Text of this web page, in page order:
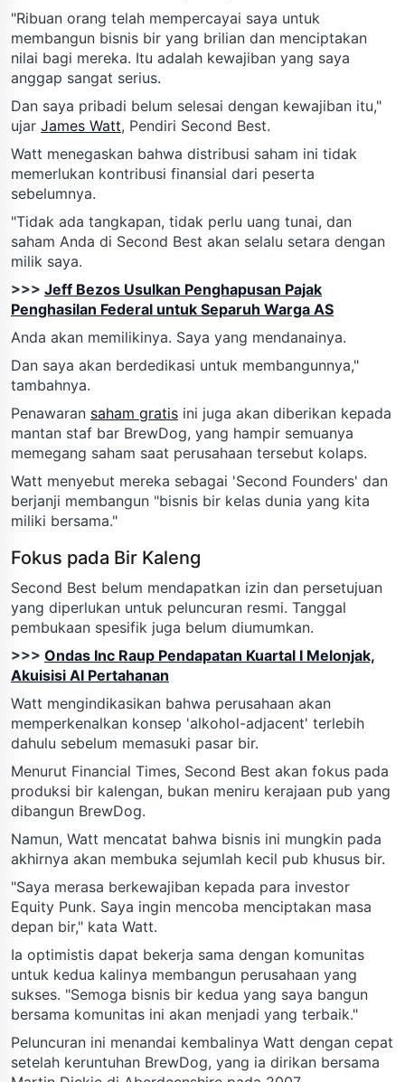
"Ribuan orang telah mempercayai saya untuk
membangun bisnis bir yang brilian dan menciptakan
nilai bagi mereka. Itu adalah kewajiban yang saya
anggap sangat serius.
Dan saya pribadi belum selesai dengan kewajiban itu,"
ujar James Watt, Pendiri Second Best.
Watt menegaskan bahwa distribusi saham ini tidak
memerlukan kontribusi finansial dari peserta
sebelumnya.
"Tidak ada tangkapan, tidak perlu uang tunai, dan
saham Anda di Second Best akan selalu setara dengan
milik saya.
>>> Jeff Bezos Usulkan Penghapusan Pajak
Penghasilan Federal untuk Separuh Warga AS
Anda akan memilikinya. Saya yang mendanainya.
Dan saya akan berdedikasi untuk membangunnya,"
tambahnya.
Penawaran saham gratis ini juga akan diberikan kepada
mantan staf bar BrewDog, yang hampir semuanya
memegang saham saat perusahaan tersebut kolaps.
Watt menyebut mereka sebagai 'Second Founders' dan
berjanji membangun "bisnis bir kelas dunia yang kita
miliki bersama."
Fokus pada Bir Kaleng
Second Best belum mendapatkan izin dan persetujuan
yang diperlukan untuk peluncuran resmi. Tanggal
pembukaan spesifik juga belum diumumkan.
>>> Ondas Inc Raup Pendapatan Kuartal I Melonjak,
Akuisisi AI Pertahanan
Watt mengindikasikan bahwa perusahaan akan
memperkenalkan konsep 'alkohol-adjacent' terlebih
dahulu sebelum memasuki pasar bir.
Menurut Financial Times, Second Best akan fokus pada
produksi bir kalengan, bukan meniru kerajaan pub yang
dibangun BrewDog.
Namun, Watt mencatat bahwa bisnis ini mungkin pada
akhirnya akan membuka sejumlah kecil pub khusus bir.
"Saya merasa berkewajiban kepada para investor
Equity Punk. Saya ingin mencoba menciptakan masa
depan bir," kata Watt.
Ia optimistis dapat bekerja sama dengan komunitas
untuk kedua kalinya membangun perusahaan yang
sukses. "Semoga bisnis bir kedua yang saya bangun
bersama komunitas ini akan menjadi yang terbaik."
Peluncuran ini menandai kembalinya Watt dengan cepat
setelah keruntuhan BrewDog, yang ia dirikan bersama